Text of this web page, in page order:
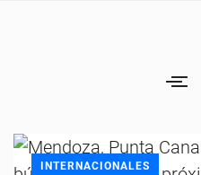
INTERNACIONALES